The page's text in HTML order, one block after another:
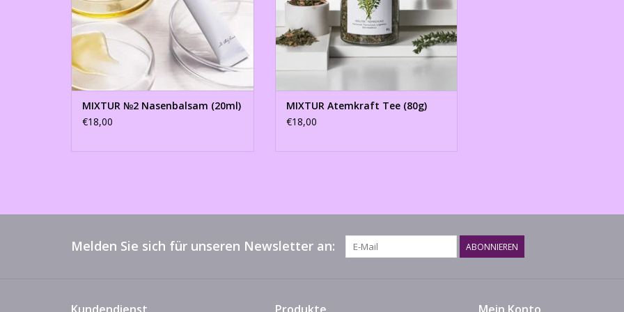
MIXTUR №2 Nasenbalsam (20ml)
€18,00
MIXTUR Atemkraft Tee (80g)
€18,00
Melden Sie sich für unseren Newsletter an: ABONNIEREN